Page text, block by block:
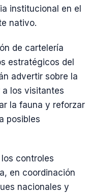
institucional en el
nativo.
de cartelería
estratégicos del
advertir sobre la
a los visitantes
la fauna y reforzar
posibles
controles
en coordinación
nacionales y